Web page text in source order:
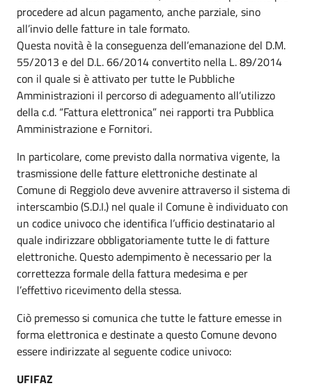
procedere ad alcun pagamento, anche parziale, sino
all’invio delle fatture in tale formato.
Questa novità è la conseguenza dell’emanazione del D.M.
55/2013 e del D.L. 66/2014 convertito nella L. 89/2014
con il quale si è attivato per tutte le Pubbliche
Amministrazioni il percorso di adeguamento all’utilizzo
della c.d. “Fattura elettronica” nei rapporti tra Pubblica
Amministrazione e Fornitori.
In particolare, come previsto dalla normativa vigente, la
trasmissione delle fatture elettroniche destinate al
Comune di Reggiolodeve avvenire attraverso il sistema di
interscambio (S.D.I.) nel quale il Comune è individuato con
un codice univoco che identifica l’ufficio destinatario al
quale indirizzare obbligatoriamente tutte le di fatture
elettroniche. Questo adempimento è necessario per la
correttezza formale della fattura medesima e per
l’effettivo ricevimento della stessa.
Ciò premesso si comunica chetutte le fatture emesse in
forma elettronica e destinate a questo Comune devono
essere indirizzate al seguente codice univoco:
UFIFAZ